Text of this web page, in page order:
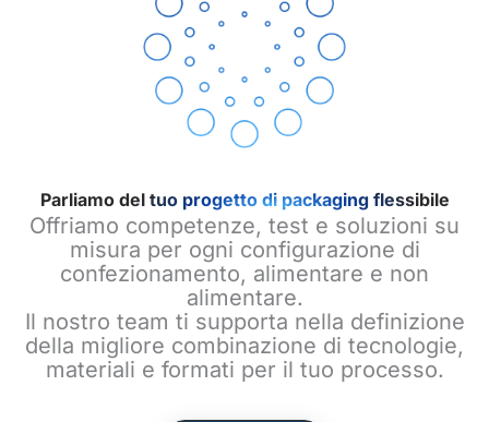
Parliamo del tuo progetto di packaging flessibile
Offriamo competenze, test e soluzioni su
misura per ogni configurazione di
confezionamento, alimentare e non
alimentare.
Il nostro team ti supporta nella definizione
della migliore combinazione di tecnologie,
materiali e formati per il tuo processo.